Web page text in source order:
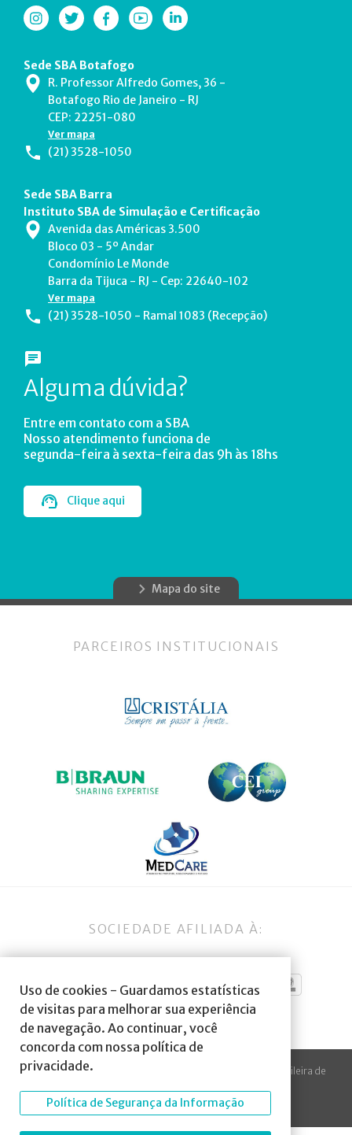
Uso de cookies - Guardamos estatísticas
de visitas para melhorar sua experiência
de navegação. Ao continuar, você
concorda com nossa política de
privacidade.
Política de Segurança da Informação
Sede SBA Botafogo
R. Professor Alfredo Gomes, 36 -
Botafogo Rio de Janeiro - RJ
CEP: 22251-080
Ver mapa
(21) 3528-1050
Sede SBA Barra
Instituto SBA de Simulação e Certificação
Avenida das Américas 3.500
Bloco 03 - 5º Andar
Condomínio Le Monde
Barra da Tijuca - RJ - Cep: 22640-102
Ver mapa
(21) 3528-1050 - Ramal 1083 (Recepção)
Alguma dúvida?
Entre em contato com a SBA
Nosso atendimento funciona de
segunda-feira à sexta-feira das 9h às 18hs
Clique aqui
Mapa do site
PARCEIROS INSTITUCIONAIS
SOCIEDADE AFILIADA À:
© 2023 Todos os direitos reservados à SBA Sociedade Brasileira de
Desenvolvido porArte Digital Internet